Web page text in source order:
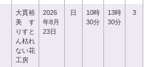
大貫裕
美 す
りすと
ん枯れ
ない花
工房
2026
年8月
23日
日
10時
30分
13時
30分
3